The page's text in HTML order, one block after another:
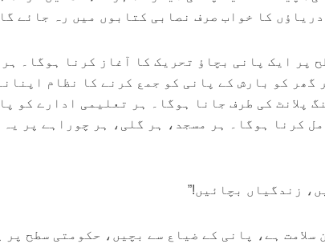
کا خواب صرف نصابی کتابوں میں رہ جائے
پر ایک پانی بچاؤ تحریک کا آغاز کرنا ہوگا۔
گھر کو بارش کے پانی کو جمع کرنے کا نظام
پلانٹ کی طرف جانا ہوگا۔ ہر تعلیمی ادارے کو
کرنا ہوگا۔ ہر مسجد، ہر گلی، ہر چوراہے پر یہ
زندگیاں بچائیں!”
ہے، پانی کے ضیاع سے بچیں، حکومتی سطح پر